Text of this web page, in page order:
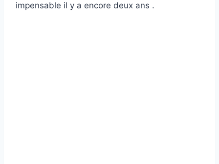
impensable il y a encore deux ans .